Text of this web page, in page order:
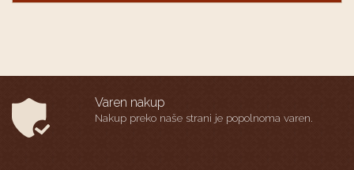
Varen nakup
Nakup preko naše strani je popolnoma varen.